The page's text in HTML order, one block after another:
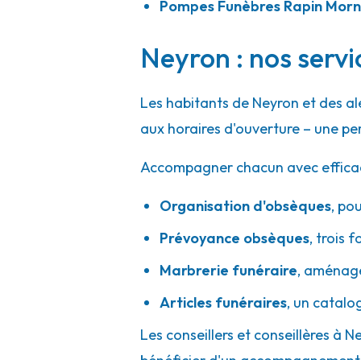
A votre écoute 24h/24 7j/7
Marbrerie SDG - Pont-de-Chéruy
- 38230 Pont-de-Chéruy
A votre écoute 24h/24 7j/7
Confiance Obsèques - Givors
Pompes Funèbres Rapin
Neyron : nos
Les habitants de Neyron et des
aux horaires d'ouverture – une
Accompagner chacun avec
Organisation d'obsèques,
Prévoyance obsèques, trois
Marbrerie funéraire,
Articles funéraires, un
Les conseillers et conseillères à